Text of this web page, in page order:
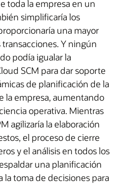
toda la empresa en un
simplificaría los
una mayor
Y ningún
podía igualar la
SCM para dar soporte
de planificación de la
la empresa, aumentando
operativa. Mientras
agilizaría la elaboración
el proceso de cierre
y el análisis en todos los
una planificación
la toma de decisiones para